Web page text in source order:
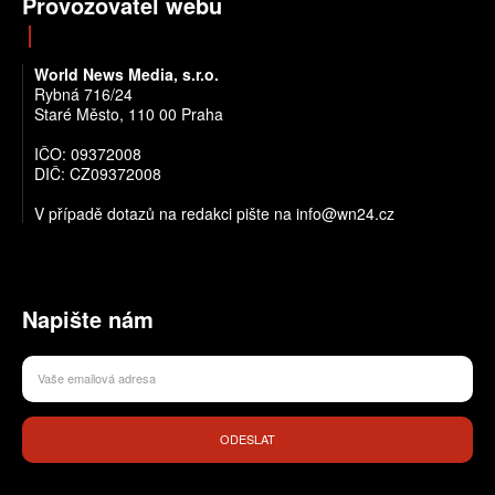
World News Media, s.r.o.
Rybná 716/24
Staré Město, 110 00 Praha
IČO: 09372008
DIČ: CZ09372008
V případě dotazů na redakci pište na info@wn24.cz
Napište nám
ODESLAT